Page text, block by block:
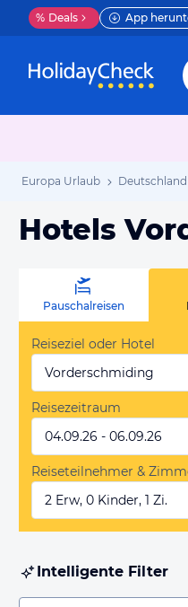
% Deals App
Europa Urlaub
Hotels
Pauschalreisen
Reiseziel oder Hotel
Vorderschmiding
Reisezeitraum
04.09.26 - 06.09.26
Reiseteilnehmer &
2 Erw, 0 Kinder, 1 Zi.
Intelligente Filter